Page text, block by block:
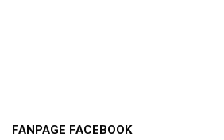
FANPAGE FACEBOOK